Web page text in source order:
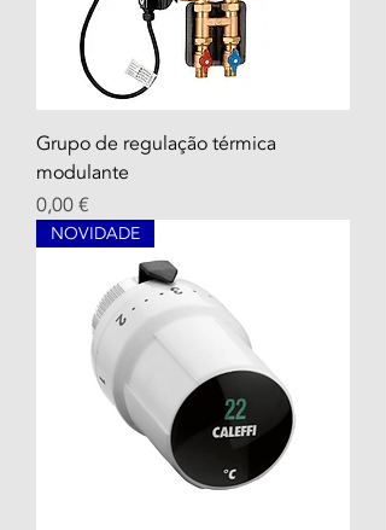
Grupo de regulação térmica
modulante
Prix
0,00 €
NOVIDADE